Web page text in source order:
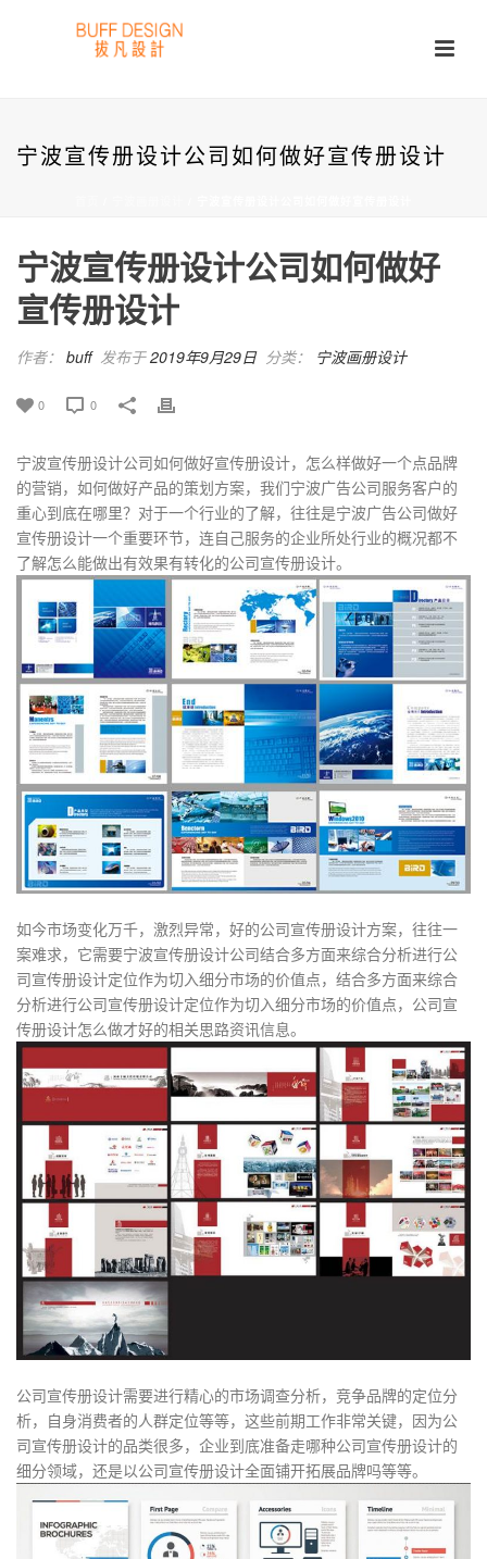
宁波宣传册设计公司如何做好宣传册设计
宁波宣传册设计公司如何做好
宣传册设计
作者： buff 发布于2019年9月29日 分类： 宁波画册设计
0 0
宁波宣传册设计公司如何做好宣传册设计，怎么样做好一个点品牌
的营销，如何做好产品的策划方案，我们宁波广告公司服务客户的
重心到底在哪里？对于一个行业的了解，往往是宁波广告公司做好
宣传册设计一个重要环节，连自己服务的企业所处行业的概况都不
了解怎么能做出有效果有转化的公司宣传册设计。
如今市场变化万千，激烈异常，好的公司宣传册设计方案，往往一
案难求，它需要宁波宣传册设计公司结合多方面来综合分析进行公
司宣传册设计定位作为切入细分市场的价值点，结合多方面来综合
分析进行公司宣传册设计定位作为切入细分市场的价值点，公司宣
传册设计怎么做才好的相关思路资讯信息。
公司宣传册设计需要进行精心的市场调查分析，竞争品牌的定位分
析，自身消费者的人群定位等等，这些前期工作非常关键，因为公
司宣传册设计的品类很多，企业到底准备走哪种公司宣传册设计的
细分领域，还是以公司宣传册设计全面铺开拓展品牌吗等等。